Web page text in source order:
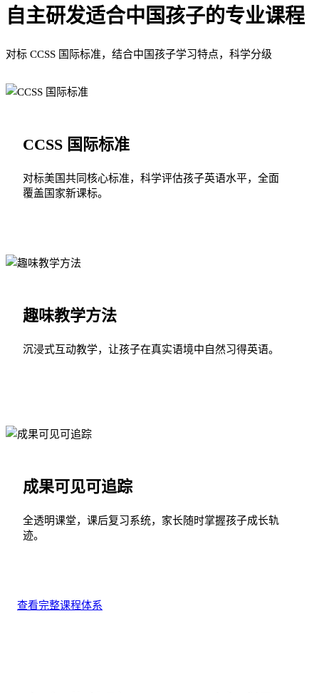
自主研发适合中国孩子的专业课程
对标 CCSS 国际标准，结合中国孩子学习特点，科学分级
CCSS 国际标准
对标美国共同核心标准，科学评估孩子英语水平，全面
覆盖国家新课标。
趣味教学方法
沉浸式互动教学，让孩子在真实语境中自然习得英语。
成果可见可追踪
全透明课堂，课后复习系统，家长随时掌握孩子成长轨
迹。
查看完整课程体系